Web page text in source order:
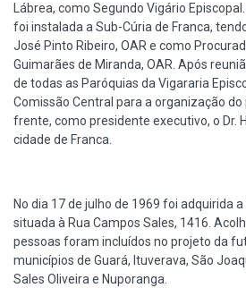
Lábrea, como Segundo Vigário
foi instalada a Sub-Cúria de Franca,
José Pinto Ribeiro, OAR e como
Guimarães de Miranda, OAR. Após
de todas as Paróquias da Vigararia
Comissão Central para a organização
frente, como presidente executivo, o Dr.
cidade de Franca.
No dia 17 de julho de 1969 foi adquirida
situada à Rua Campos Sales, 1416.
pessoas foram incluídos no projeto da
municípios de Guará, Ituverava, São
Sales Oliveira e Nuporanga.